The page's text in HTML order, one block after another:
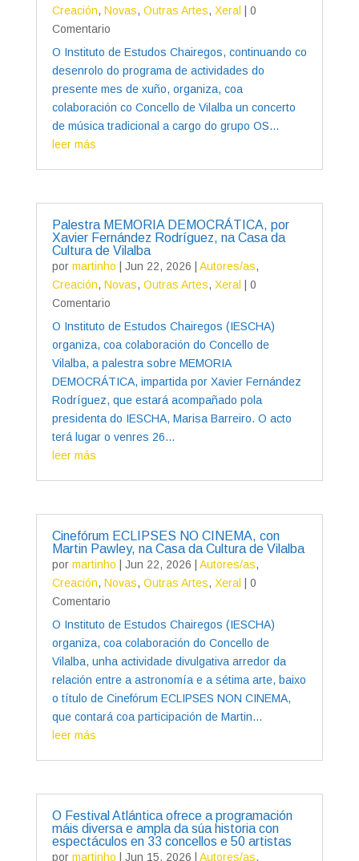
Creación, Novas, Outras Artes, Xeral
| 0
Comentario
O Instituto de Estudos Chairegos, continuando co
desenrolo do programa de actividades do
presente mes de xuño, organiza, coa
colaboración co Concello de Vilalba un concerto
de música tradicional a cargo do grupo OS...
leer más
Palestra MEMORIA DEMOCRÁTICA, por
Xavier Fernández Rodríguez, na Casa da
Cultura de Vilalba
por martinho Jun 22, 2026 Autores/as,
Creación, Novas, Outras Artes, Xeral
| 0
Comentario
O Instituto de Estudos Chairegos (IESCHA)
organiza, coa colaboración do Concello de
Vilalba, a palestra sobre MEMORIA
DEMOCRÁTICA, impartida por Xavier Fernández
Rodríguez, que estará acompañado pola
presidenta do IESCHA, Marisa Barreiro. O acto
terá lugar o venres 26...
leer más
Cinefórum ECLIPSES NO CINEMA, con
Martin Pawley, na Casa da Cultura de Vilalba
por martinho Jun 22, 2026 Autores/as,
Creación, Novas, Outras Artes, Xeral
| 0
Comentario
O Instituto de Estudos Chairegos (IESCHA)
organiza, coa colaboración do Concello de
Vilalba, unha actividade divulgativa arredor da
relación entre a astronomía e a sétima arte, baixo
o título de Cinefórum ECLIPSES NON CINEMA,
que contará coa participación de Martin...
leer más
O Festival Atlántica ofrece a programación
máis diversa e ampla da súa historia con
espectáculos en 33 concellos e 50 artistas
por martinho Jun 15, 2026 Autores/as,